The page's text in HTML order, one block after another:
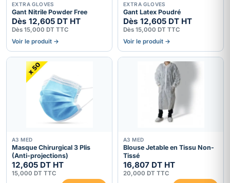
EXTRA GLOVES
Gant Nitrile Powder Free
Dès 12,605 DT HT
Dès 15,000 DT TTC
Voir le produit →
EXTRA GLOVES
Gant Latex Poudré
Dès 12,605 DT HT
Dès 15,000 DT TTC
Voir le produit →
A3 MED
Masque Chirurgical 3 Plis
(Anti-projections)
12,605 DT HT
15,000 DT TTC
A3 MED
Blouse Jetable en Tissu Non-
Tissé
16,807 DT HT
20,000 DT TTC